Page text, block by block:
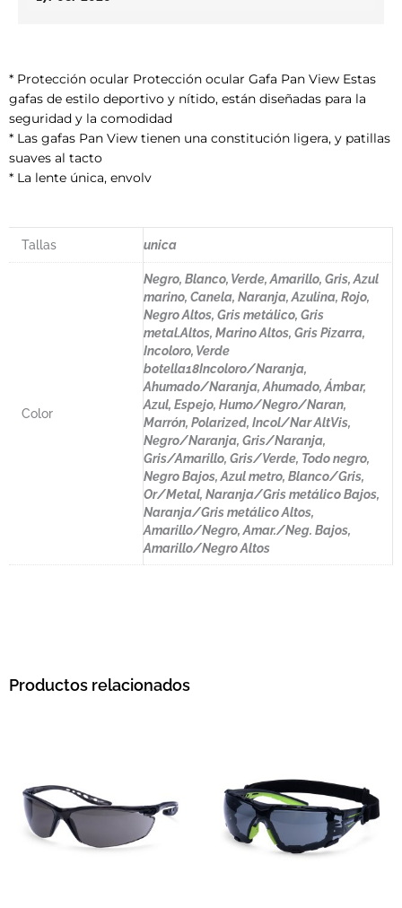
* Protección ocular Protección ocular Gafa Pan View Estas
gafas de estilo deportivo y nítido, están diseñadas para la
seguridad y la comodidad
* Las gafas Pan View tienen una constitución ligera, y patillas
suaves al tacto
* La lente única, envolv
Tallas unica
Color
Negro, Blanco, Verde, Amarillo, Gris, Azul
marino, Canela, Naranja, Azulina, Rojo,
Negro Altos, Gris metálico, Gris
metal.Altos, Marino Altos, Gris Pizarra,
Incoloro, Verde
botella18Incoloro/Naranja,
Ahumado/Naranja, Ahumado, Ámbar,
Azul, Espejo, Humo/Negro/Naran,
Marrón, Polarized, Incol/Nar AltVis,
Negro/Naranja, Gris/Naranja,
Gris/Amarillo, Gris/Verde, Todo negro,
Negro Bajos, Azul metro, Blanco/Gris,
Or/Metal, Naranja/Gris metálico Bajos,
Naranja/Gris metálico Altos,
Amarillo/Negro, Amar./Neg. Bajos,
Amarillo/Negro Altos
Productos relacionados